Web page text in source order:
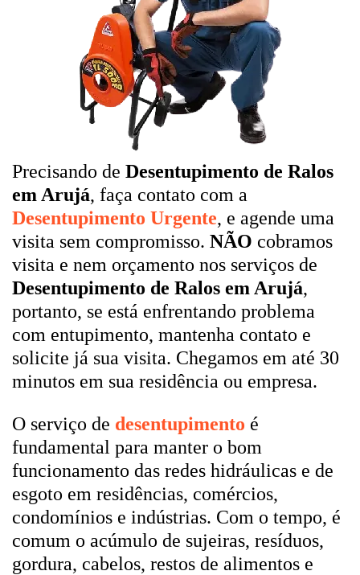
Precisando de Desentupimento de Ralos
em Arujá, faça contato com a
Desentupimento Urgente, e agende uma
visita sem compromisso. NÃO cobramos
visita e nem orçamento nos serviços de
Desentupimento de Ralos em Arujá,
portanto, se está enfrentando problema
com entupimento, mantenha contato e
solicite já sua visita. Chegamos em até 30
minutos em sua residência ou empresa.
O serviço de desentupimento é
fundamental para manter o bom
funcionamento das redes hidráulicas e de
esgoto em residências, comércios,
condomínios e indústrias. Com o tempo, é
comum o acúmulo de sujeiras, resíduos,
gordura, cabelos, restos de alimentos e